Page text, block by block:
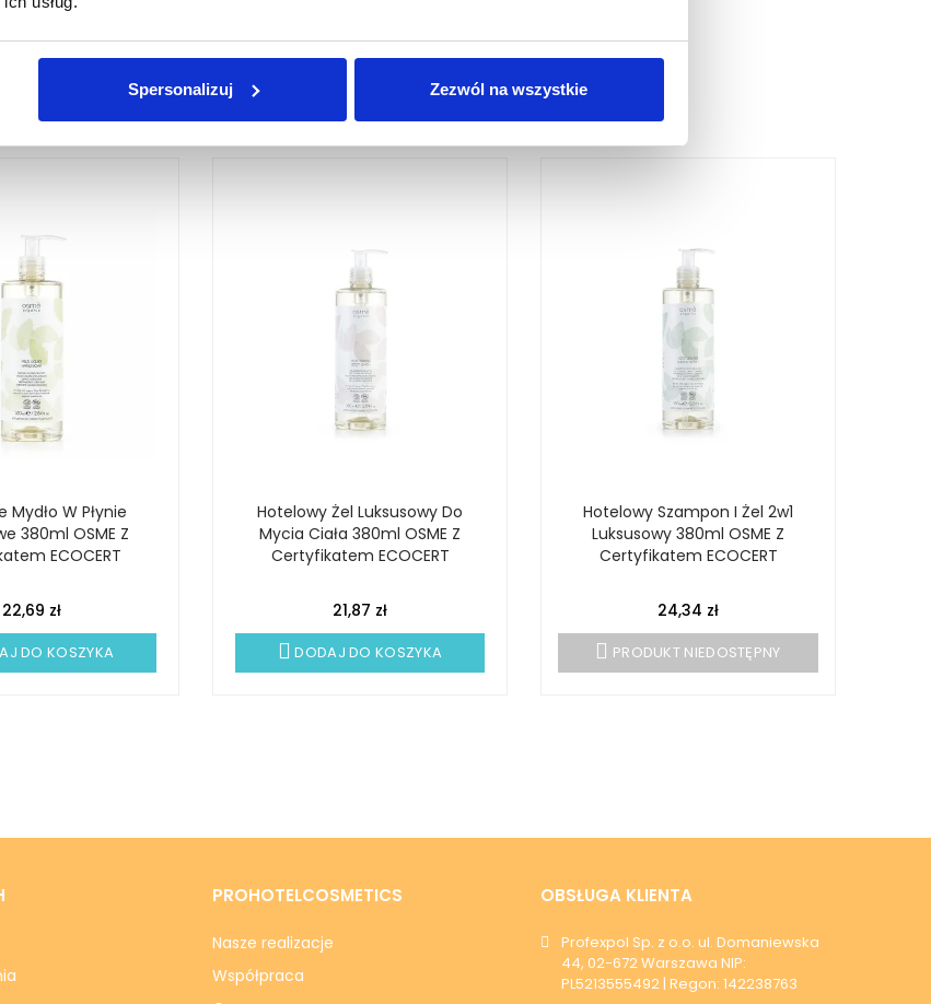
Spersonalizuj Zezwól na wszystkie
Być może w Twoim stylu
Mydło W Płynie
380ml OSME Z
ECOCERT
22,69 zł
DO KOSZYKA
Hotelowy Żel Luksusowy Do
Mycia Ciała 380ml OSME Z
Certyfikatem ECOCERT
21,87 zł
DODAJ DO KOSZYKA
Hotelowy Szampon I Żel 2w1
Luksusowy 380ml OSME Z
Certyfikatem ECOCERT
24,34 zł
PRODUKT NIEDOSTĘPNY
PROHOTELCOSMETICS
Nasze realizacje
Współpraca
OBSŁUGA KLIENTA
Profexpol Sp. z o.o. ul. Domaniewska
44, 02-672 Warszawa NIP:
PL5213555492 | Regon: 142238763